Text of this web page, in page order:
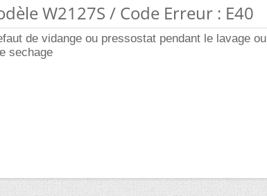
W2127S / Code Erreur : E40
de vidange ou pressostat pendant le lavage ou
sechage